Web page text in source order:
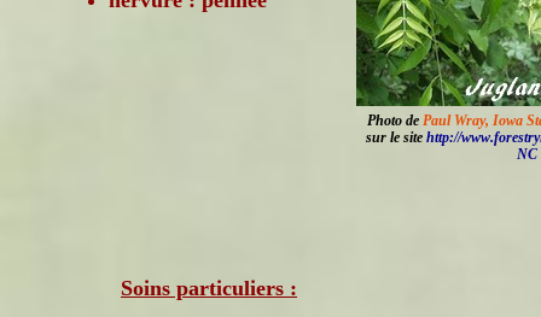
Photo de Paul Wray, Iowa
sur le site http://
NC
Soins particuliers :